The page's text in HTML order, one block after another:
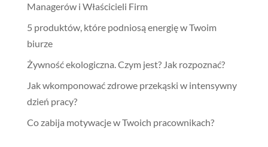
Managerów i Właścicieli Firm
5 produktów, które podniosą energię w Twoim
biurze
Żywność ekologiczna. Czym jest? Jak rozpoznać?
Jak wkomponować zdrowe przekąski w intensywny
dzień pracy?
Co zabija motywacje w Twoich pracownikach?